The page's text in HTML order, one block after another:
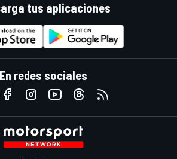
tus aplicaciones
En redes sociales